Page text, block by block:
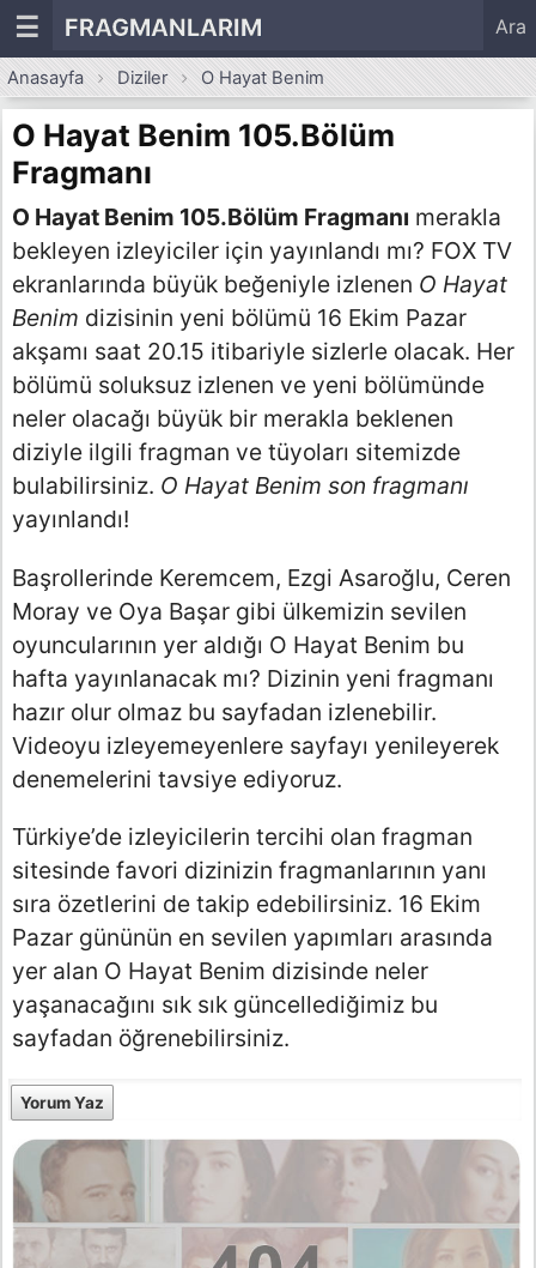
☰ FRAGMANLARIM Ara
Anasayfa Diziler O Hayat Benim
O Hayat Benim 105.Bölüm
Fragmanı
O Hayat Benim 105.Bölüm Fragmanı merakla
bekleyen izleyiciler için yayınlandı mı? FOX TV
ekranlarında büyük beğeniyle izlenen O Hayat
Benim dizisinin yeni bölümü 16 Ekim Pazar
akşamı saat 20.15 itibariyle sizlerle olacak. Her
bölümü soluksuz izlenen ve yeni bölümünde
neler olacağı büyük bir merakla beklenen
diziyle ilgili fragman ve tüyoları sitemizde
bulabilirsiniz. O Hayat Benim son fragmanı
yayınlandı!
Başrollerinde Keremcem, Ezgi Asaroğlu, Ceren
Moray ve Oya Başar gibi ülkemizin sevilen
oyuncularının yer aldığı O Hayat Benim bu
hafta yayınlanacak mı? Dizinin yeni fragmanı
hazır olur olmaz bu sayfadan izlenebilir.
Videoyu izleyemeyenlere sayfayı yenileyerek
denemelerini tavsiye ediyoruz.
Türkiye’de izleyicilerin tercihi olan fragman
sitesinde favori dizinizin fragmanlarının yanı
sıra özetlerini de takip edebilirsiniz. 16 Ekim
Pazar gününün en sevilen yapımları arasında
yer alan O Hayat Benim dizisinde neler
yaşanacağını sık sık güncellediğimiz bu
sayfadan öğrenebilirsiniz.
Yorum Yaz